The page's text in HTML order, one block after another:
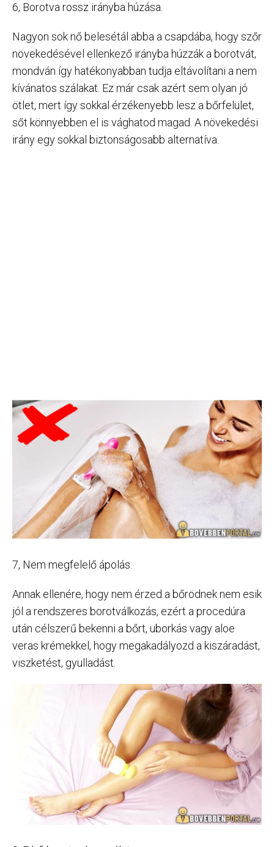
6, Borotva rossz irányba húzása.
Nagyon sok nő belesétál abba a csapdába, hogy szőr
növekedésével ellenkező irányba húzzák a borotvát,
mondván így hatékonyabban tudja eltávolítani a nem
kívánatos szálakat. Ez már csak azért sem olyan jó
ötlet, mert így sokkal érzékenyebb lesz a bőrfelület,
sőt könnyebben el is vághatod magad. A növekedési
irány egy sokkal biztonságosabb alternatíva.
7, Nem megfelelő ápolás.
Annak ellenére, hogy nem érzed a bőrödnek nem esik
jól a rendszeres borotválkozás, ezért a procedúra
után célszerű bekenni a bőrt, uborkás vagy aloe
veras krémekkel, hogy megakadályozd a kiszáradást,
viszketést, gyulladást.